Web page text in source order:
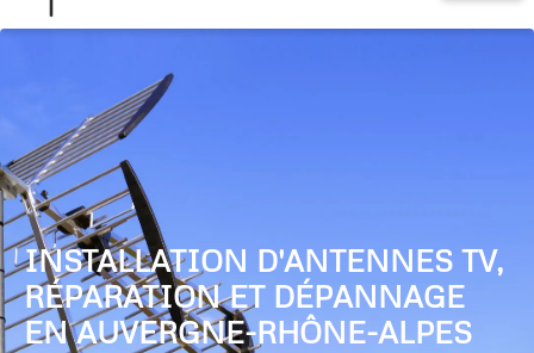
INSTALLATION D'ANTENNES TV,
RÉPARATION ET DÉPANNAGE
EN AUVERGNE-RHÔNE-ALPES